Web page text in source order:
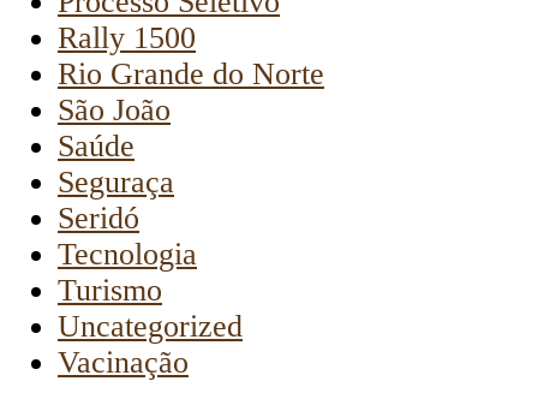
Rally 1500
Rio Grande do Norte
São João
Saúde
Seguraça
Seridó
Tecnologia
Turismo
Uncategorized
Vacinação